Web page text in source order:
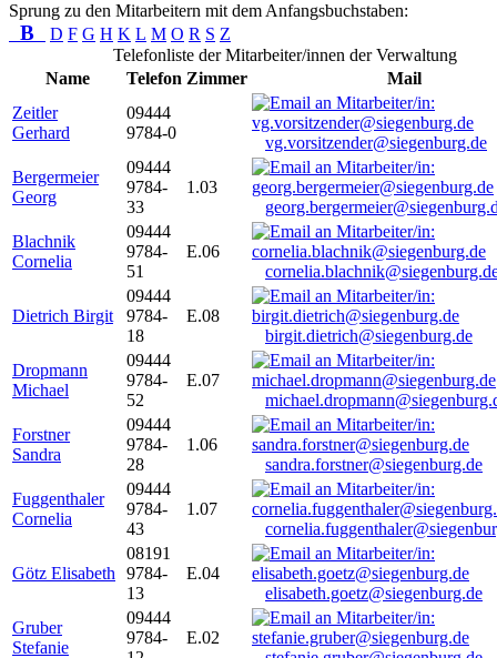
Sprung zu den Mitarbeitern mit dem Anfangsbuchstaben:
B D F G H K L M O R S Z
Telefonliste der Mitarbeiter/innen der Verwaltung
Name
Telefon Zimmer
Mail
Zeitler
Gerhard
09444
9784-0
vg.vorsitzender@siegenburg.de
Bergermeier
Georg
09444
9784-
33
1.03
Blachnik
Cornelia
09444
9784-
51
E.06
Dietrich Birgit
09444
9784-
18
E.08
birgit.dietrich@siegenburg.de
Dropmann
Michael
09444
9784-
52
E.07
Forstner
Sandra
09444
9784-
28
1.06
sandra.forstner@siegenburg.de
Fuggenthaler
Cornelia
09444
9784-
43
1.07
Götz Elisabeth
08191
9784-
13
E.04
elisabeth.goetz@siegenburg.de
Gruber
Stefanie
09444
9784-
E.02